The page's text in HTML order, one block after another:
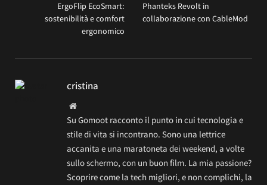
ErgoFlip EcoSmart:
sostenibilità e comfort
ergonomico
Phanteks Revolt in
collaborazione con CableMod
cristina
Website
Su Gomoot racconto il punto in cui tecnologia e
stile di vita si incontrano. Sono una lettrice
accanita e una maratoneta dei weekend, a volte
sullo schermo, con un buon film. La mia passione?
Scoprire come la tech migliori, e non complichi, la